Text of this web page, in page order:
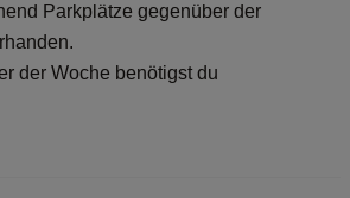
Parkplätze gegenüber der
der Woche benötigst du